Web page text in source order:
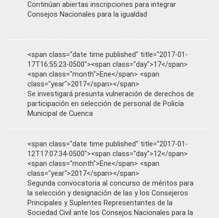
Continúan abiertas inscripciones para integrar
Consejos Nacionales para la igualdad
<span class="date time published" title="2017-01-
17T16:55:23-0500"><span class="day">17</span>
<span class="month">Ene</span> <span
class="year">2017</span></span>
Se investigará presunta vulneración de derechos de
participación en selección de personal de Policía
Municipal de Cuenca
<span class="date time published" title="2017-01-
12T17:07:34-0500"><span class="day">12</span>
<span class="month">Ene</span> <span
class="year">2017</span></span>
Segunda convocatoria al concurso de méritos para
la selección y designación de las y los Consejeros
Principales y Suplentes Representantes de la
Sociedad Civil ante los Consejos Nacionales para la